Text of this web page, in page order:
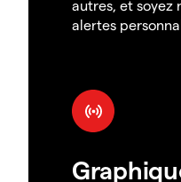
autres, et soyez
alertes